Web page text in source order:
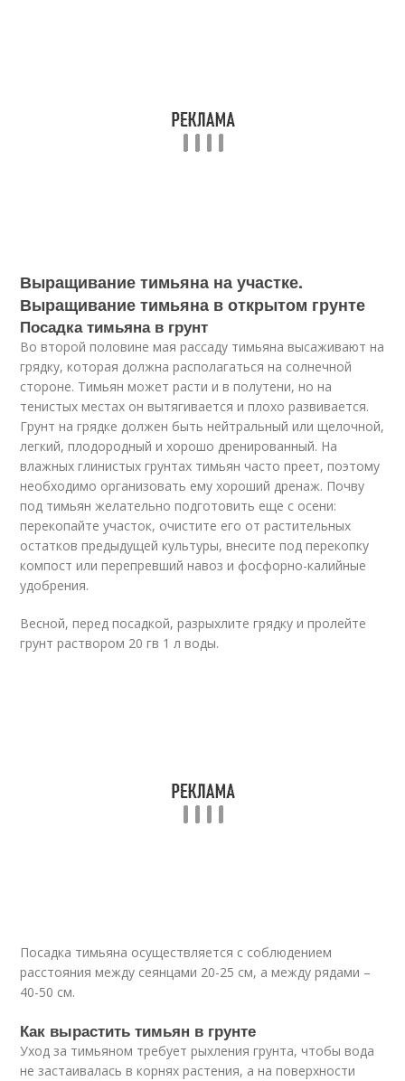
Выращивание тимьяна на участке.
Выращивание тимьяна в открытом грунте
Посадка тимьяна в грунт
Во второй половине мая рассаду тимьяна высаживают на
грядку, которая должна располагаться на солнечной
стороне. Тимьян может расти и в полутени, но на
тенистых местах он вытягивается и плохо развивается.
Грунт на грядке должен быть нейтральный или щелочной,
легкий, плодородный и хорошо дренированный. На
влажных глинистых грунтах тимьян часто преет, поэтому
необходимо организовать ему хороший дренаж. Почву
под тимьян желательно подготовить еще с осени:
перекопайте участок, очистите его от растительных
остатков предыдущей культуры, внесите под перекопку
компост или перепревший навоз и фосфорно-калийные
удобрения.
Весной, перед посадкой, разрыхлите грядку и пролейте
грунт раствором 20 гв 1 л воды.
Посадка тимьяна осуществляется с соблюдением
расстояния между сеянцами 20-25 см, а между рядами –
40-50 см.
Как вырастить тимьян в грунте
Уход за тимьяном требует рыхления грунта, чтобы вода
не застаивалась в корнях растения, а на поверхности